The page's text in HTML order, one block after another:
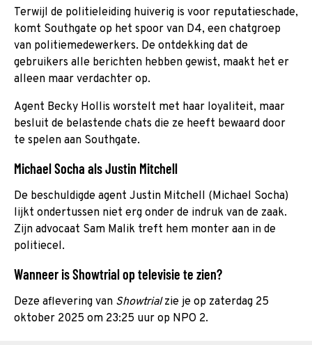
Terwijl de politieleiding huiverig is voor reputatieschade,
komt Southgate op het spoor van D4, een chatgroep
van politiemedewerkers. De ontdekking dat de
gebruikers alle berichten hebben gewist, maakt het er
alleen maar verdachter op.
Agent Becky Hollis worstelt met haar loyaliteit, maar
besluit de belastende chats die ze heeft bewaard door
te spelen aan Southgate.
Michael Socha als Justin Mitchell
De beschuldigde agent Justin Mitchell (Michael Socha)
lijkt ondertussen niet erg onder de indruk van de zaak.
Zijn advocaat Sam Malik treft hem monter aan in de
politiecel.
Wanneer is Showtrial op televisie te zien?
Deze aflevering van Showtrialzie je op zaterdag 25
oktober 2025 om 23:25 uur op NPO 2.